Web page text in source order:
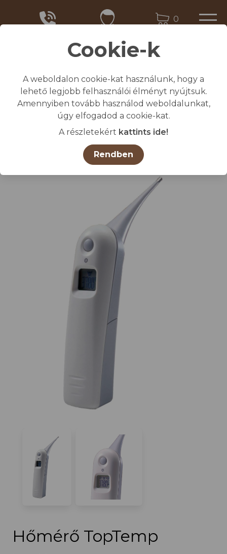
0
Kezdőlap
Összes termék
Hőmérő TopTemp
Hőmérő TopTemp
Cookie-k
A weboldalon cookie-kat használunk, hogy a
lehető legjobb felhasználói élményt nyújtsuk.
Amennyiben tovább használod weboldalunkat,
úgy elfogadod a cookie-kat.
A részletekért kattints ide!
Rendben